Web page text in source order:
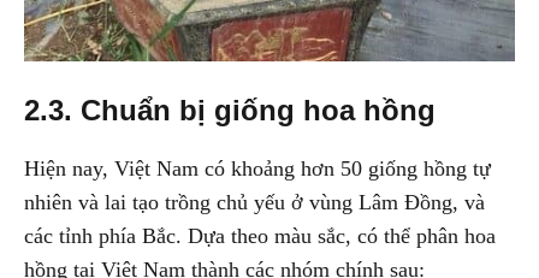
2.3. Chuẩn bị giống hoa hồng
Hiện nay, Việt Nam có khoảng hơn 50 giống hồng tự
nhiên và lai tạo trồng chủ yếu ở vùng Lâm Đồng, và
các tỉnh phía Bắc. Dựa theo màu sắc, có thể phân hoa
hồng tại Việt Nam thành các nhóm chính sau: